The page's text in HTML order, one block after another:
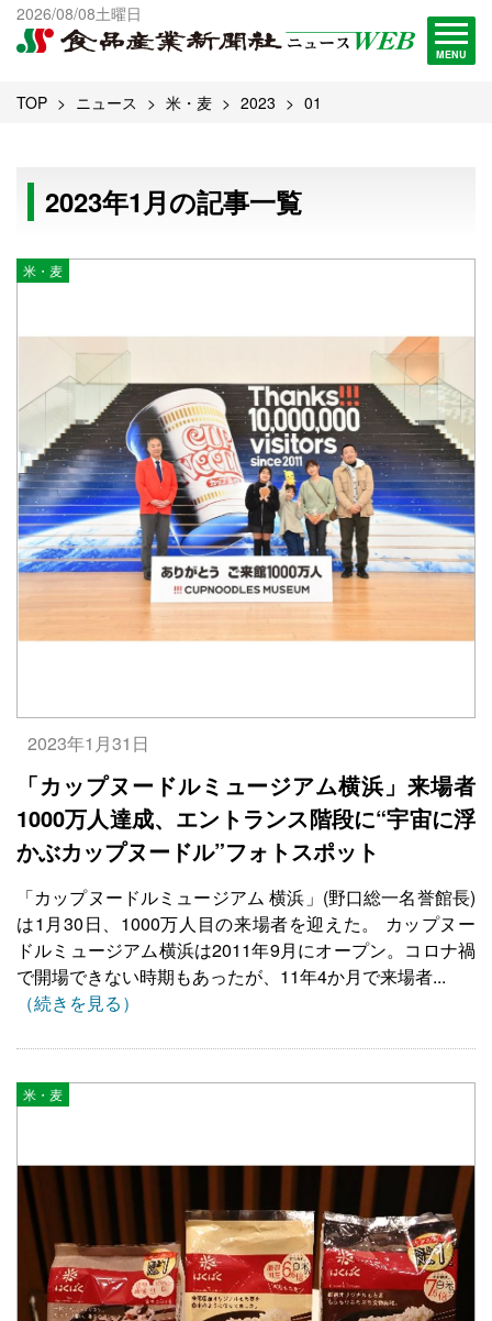
2026/08/08土曜日
MENU
出版物一覧へ
試読・購読申し込み
TOP ニュース 米・麦 2023 01
2023年1月の記事一覧
米・麦
2023年1月31日
「カップヌードルミュージアム横浜」来場者
1000万人達成、エントランス階段に“宇宙に浮
かぶカップヌードル”フォトスポット
「カップヌードルミュージアム 横浜」(野口総一名誉館長)
は1月30日、1000万人目の来場者を迎えた。 カップヌー
ドルミュージアム横浜は2011年9月にオープン。コロナ禍
で開場できない時期もあったが、11年4か月で来場者...
（続きを見る）
米・麦